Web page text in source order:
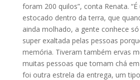
foram 200 quilos”, conta Renata.
estocado dentro da terra, que
ainda molhado, a gente conhece
super exaltada pelas pessoas
memória. Tiveram também ervas
muitas pessoas que tomam chá
foi outra estrela da entrega, um